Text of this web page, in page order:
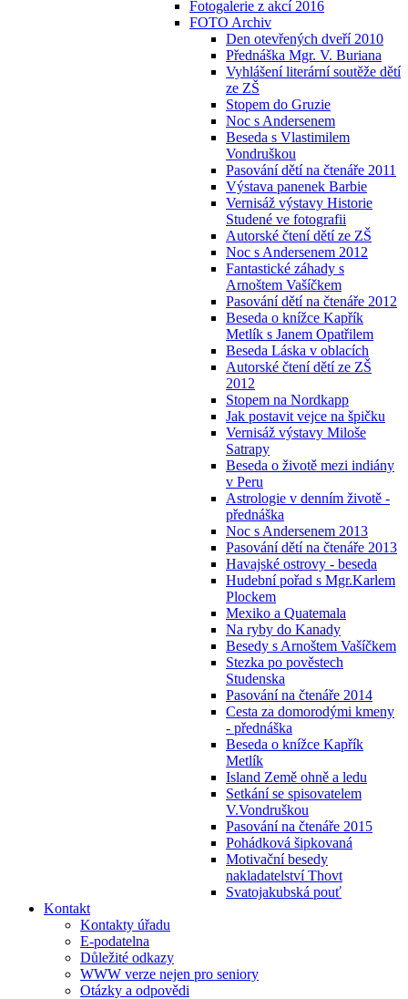
Fotogalerie z akcí 2016
FOTO Archiv
Den otevřených dveří 2010
Přednáška Mgr. V. Buriana
Vyhlášení literární soutěže dětí
ze ZŠ
Stopem do Gruzie
Noc s Andersenem
Beseda s Vlastimilem
Vondruškou
Pasování dětí na čtenáře 2011
Výstava panenek Barbie
Vernisáž výstavy Historie
Studené ve fotografii
Autorské čtení dětí ze ZŠ
Noc s Andersenem 2012
Fantastické záhady s
Arnoštem Vašíčkem
Pasování dětí na čtenáře 2012
Beseda o knížce Kapřík
Metlík s Janem Opatřilem
Beseda Láska v oblacích
Autorské čtení dětí ze ZŠ
2012
Stopem na Nordkapp
Jak postavit vejce na špičku
Vernisáž výstavy Miloše
Satrapy
Beseda o životě mezi indiány
v Peru
Astrologie v denním životě -
přednáška
Noc s Andersenem 2013
Pasování dětí na čtenáře 2013
Havajské ostrovy - beseda
Hudební pořad s Mgr.Karlem
Plockem
Mexiko a Quatemala
Na ryby do Kanady
Besedy s Arnoštem Vašíčkem
Stezka po pověstech
Studenska
Pasování na čtenáře 2014
Cesta za domorodými kmeny
- přednáška
Beseda o knížce Kapřík
Metlík
Island Země ohně a ledu
Setkání se spisovatelem
V.Vondruškou
Pasování na čtenáře 2015
Pohádková šipkovaná
Motivační besedy
nakladatelství Thovt
Svatojakubská pouť
Kontakt
Kontakty úřadu
E-podatelna
Důležité odkazy
WWW verze nejen pro seniory
Otázky a odpovědi